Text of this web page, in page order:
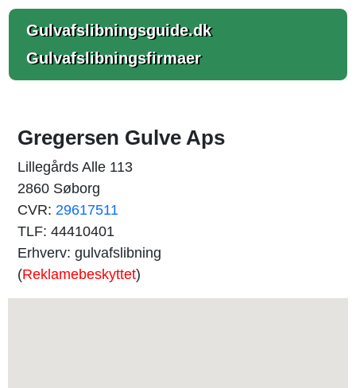
Gulvafslibningsguide.dk
Gulvafslibningsfirmaer
Gregersen Gulve Aps
Lillegårds Alle 113
2860 Søborg
CVR: 29617511
TLF: 44410401
Erhverv: gulvafslibning
(Reklamebeskyttet)